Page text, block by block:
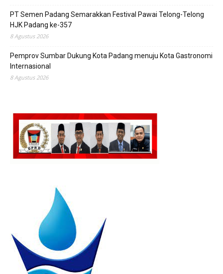
PT Semen Padang Semarakkan Festival Pawai Telong-Telong
HJK Padang ke-357
8 Agustus 2026
Pemprov Sumbar Dukung Kota Padang menuju Kota Gastronomi
Internasional
8 Agustus 2026